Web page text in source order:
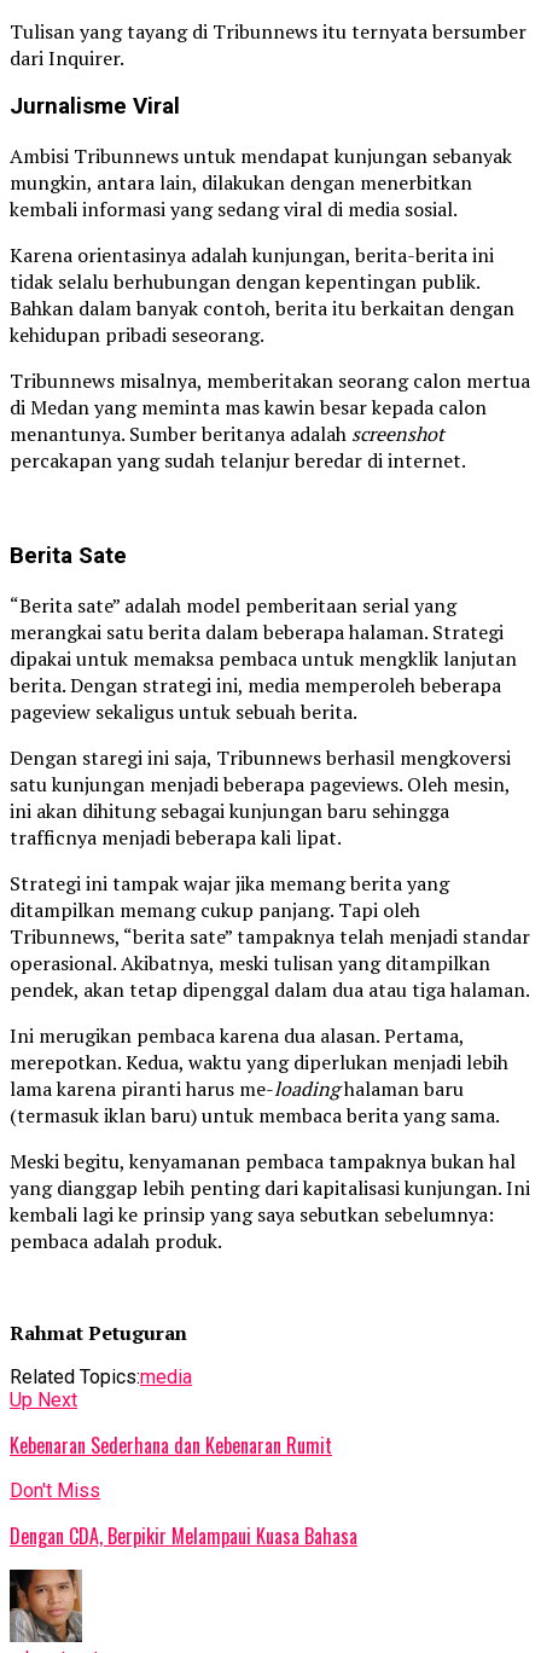
Tulisan yang tayang di Tribunnews itu ternyata bersumber
dari Inquirer.
Jurnalisme Viral
Ambisi Tribunnews untuk mendapat kunjungan sebanyak
mungkin, antara lain, dilakukan dengan menerbitkan
kembali informasi yang sedang viral di media sosial.
Karena orientasinya adalah kunjungan, berita-berita ini
tidak selalu berhubungan dengan kepentingan publik.
Bahkan dalam banyak contoh, berita itu berkaitan dengan
kehidupan pribadi seseorang.
Tribunnews misalnya, memberitakan seorang calon mertua
di Medan yang meminta mas kawin besar kepada calon
menantunya. Sumber beritanya adalah screenshot
percakapan yang sudah telanjur beredar di internet.
Berita Sate
“Berita sate” adalah model pemberitaan serial yang
merangkai satu berita dalam beberapa halaman. Strategi
dipakai untuk memaksa pembaca untuk mengklik lanjutan
berita. Dengan strategi ini, media memperoleh beberapa
pageview sekaligus untuk sebuah berita.
Dengan staregi ini saja, Tribunnews berhasil mengkoversi
satu kunjungan menjadi beberapa pageviews. Oleh mesin,
ini akan dihitung sebagai kunjungan baru sehingga
trafficnya menjadi beberapa kali lipat.
Strategi ini tampak wajar jika memang berita yang
ditampilkan memang cukup panjang. Tapi oleh
Tribunnews, “berita sate” tampaknya telah menjadi standar
operasional. Akibatnya, meski tulisan yang ditampilkan
pendek, akan tetap dipenggal dalam dua atau tiga halaman.
Ini merugikan pembaca karena dua alasan. Pertama,
merepotkan. Kedua, waktu yang diperlukan menjadi lebih
lama karena piranti harus me-loadinghalaman baru
(termasuk iklan baru) untuk membaca berita yang sama.
Meski begitu, kenyamanan pembaca tampaknya bukan hal
yang dianggap lebih penting dari kapitalisasi kunjungan. Ini
kembali lagi ke prinsip yang saya sebutkan sebelumnya:
pembaca adalah produk.
Rahmat Petuguran
Related Topics:media
Up Next
Kebenaran Sederhana dan Kebenaran Rumit
Don't Miss
Dengan CDA, Berpikir Melampaui Kuasa Bahasa